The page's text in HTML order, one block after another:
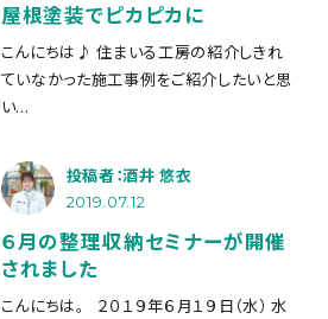
屋根塗装でピカピカに
こんにちは♪ 住まいる工房の紹介しきれ
ていなかった施工事例をご紹介したいと思
い...
投稿者：酒井 悠衣
2019.07.12
６月の整理収納セミナーが開催
されました
こんにちは。 ２０１９年６月１９日（水） 水